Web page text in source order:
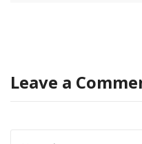
Leave a